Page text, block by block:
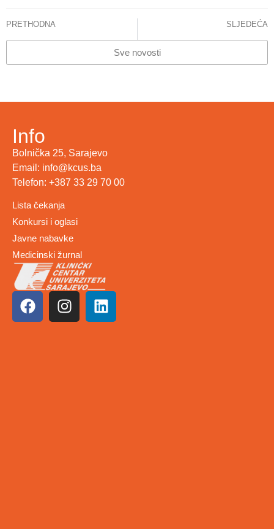
PRETHODNA SLJEDEĆA
Sve novosti
Info
Bolnička 25, Sarajevo
Email: info@kcus.ba
Telefon: +387 33 29 70 00
Lista čekanja
Konkursi i oglasi
Javne nabavke
Medicinski žurnal